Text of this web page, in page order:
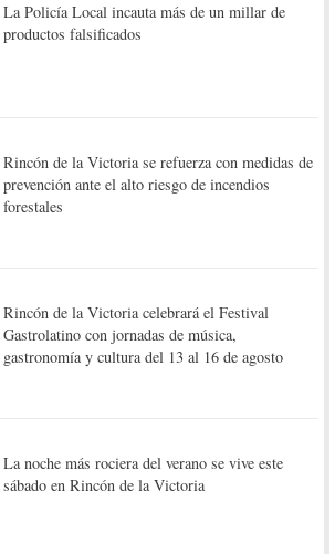
La Policía Local incauta más de un millar de
productos falsificados
Rincón de la Victoria se refuerza con medidas de
prevención ante el alto riesgo de incendios
forestales
Rincón de la Victoria celebrará el Festival
Gastrolatino con jornadas de música,
gastronomía y cultura del 13 al 16 de agosto
La noche más rociera del verano se vive este
sábado en Rincón de la Victoria